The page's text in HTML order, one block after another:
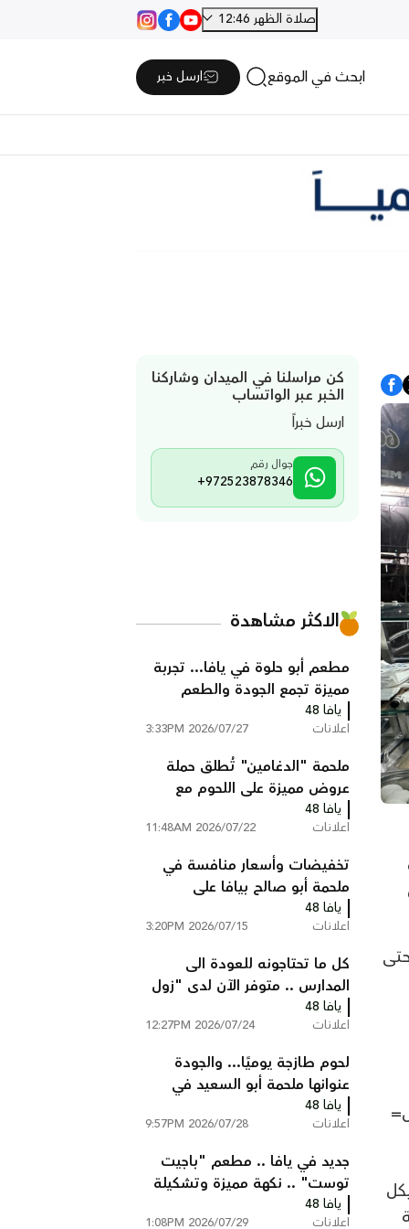
صلاة الظهر 12:46
ابحث في الموقع ارسل خبر
وحتى
شيبس=
كن مراسلنا في الميدان وشاركنا
الخبر عبر الواتساب
ارسل خبراً
جوال رقم
+972523878346
الاكثر مشاهدة
مطعم أبو حلوة في يافا... تجربة
مميزة تجمع الجودة والطعم
الأصيل
يافا 48
اعلانات 2026/07/27 3:33PM
ملحمة "الدغامين" تُطلق حملة
عروض مميزة على اللحوم مع
خدمة توصيل مجانية ليافا واللد
يافا 48
اعلانات 2026/07/22 11:48AM
تخفيضات وأسعار منافسة في
ملحمة أبو صالح بيافا على
تشكيلة واسعة من اللحوم
والدجاج
يافا 48
اعلانات 2026/07/15 3:20PM
كل ما تحتاجونه للعودة الى
المدارس .. متوفر الآن لدى "زول
ستوك" يافا
يافا 48
اعلانات 2026/07/24 12:27PM
لحوم طازجة يوميًا... والجودة
عنوانها ملحمة أبو السعيد في
قلقيلية
يافا 48
اعلانات 2026/07/28 9:57PM
جديد في يافا .. مطعم "باجيت
توست" .. نكهة مميزة وتشكيلة
واسعة من الساندويشات
يافا 48
اعلانات 2026/07/29 1:08PM